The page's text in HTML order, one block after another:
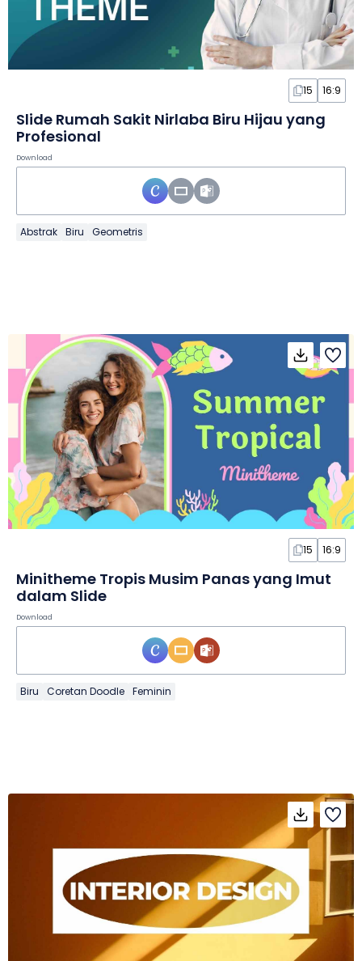
15 16:9
Slide Rumah Sakit Nirlaba Biru Hijau yang
Profesional
Download
Abstrak Biru Geometris
15 16:9
Minitheme Tropis Musim Panas yang Imut
dalam Slide
Download
Biru Coretan Doodle Feminin